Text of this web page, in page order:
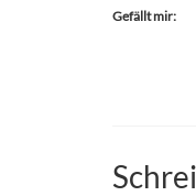
Gefällt mir: